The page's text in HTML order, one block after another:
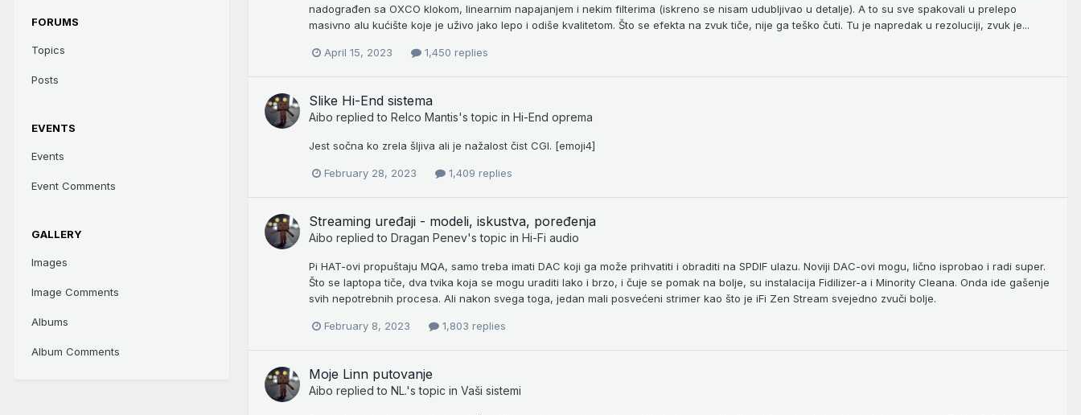
FORUMS
Topics
Posts
EVENTS
Events
Event Comments
GALLERY
Images
Image Comments
Albums
Album Comments
nadograđen sa OXCO klokom, linearnim napajanjem i nekim filterima (iskreno se nisam udubljivao u detalje). A to su sve spakovali u prelepo
masivno alu kućište koje je uživo jako lepo i odiše kvalitetom. Što se efekta na zvuk tiče, nije ga teško čuti. Tu je napredak u rezoluciji, zvuk je...
April 15, 2023 1,450 replies
Slike Hi-End sistema
Aibo replied to Relco Mantis's topic in Hi-End oprema
Jest sočna ko zrela šljiva ali je nažalost čist CGI. [emoji4]
February 28, 2023 1,409 replies
Streaming uređaji - modeli, iskustva, poređenja
Aibo replied to Dragan Penev's topic in Hi-Fi audio
Pi HAT-ovi propuštaju MQA, samo treba imati DAC koji ga može prihvatiti i obraditi na SPDIF ulazu. Noviji DAC-ovi mogu, lično isprobao i radi super.
Što se laptopa tiče, dva tvika koja se mogu uraditi lako i brzo, i čuje se pomak na bolje, su instalacija Fidilizer-a i Minority Cleana. Onda ide gašenje
svih nepotrebnih procesa. Ali nakon svega toga, jedan mali posvećeni strimer kao što je iFi Zen Stream svejedno zvuči bolje.
February 8, 2023 1,803 replies
Moje Linn putovanje
Aibo replied to NL.'s topic in Vaši sistemi